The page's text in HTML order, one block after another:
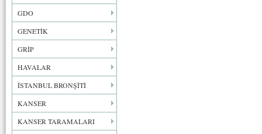
GDO
GENETİK
GRİP
HAVALAR
İSTANBUL BRONŞİTİ
KANSER
KANSER TARAMALARI